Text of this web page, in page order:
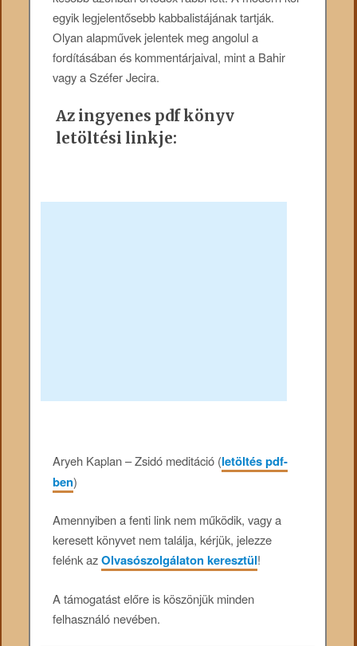
egyik legjelentősebb kabbalistájának tartják.
Olyan alapművek jelentek meg angolul a
fordításában és kommentárjaival, mint a Bahir
vagy a Széfer Jecira.
Az ingyenes pdf könyv
letöltési linkje:
Aryeh Kaplan – Zsidó meditáció (letöltés pdf-
ben)
Amennyiben a fenti link nem működik, vagy a
keresett könyvet nem találja, kérjük, jelezze
felénk azOlvasószolgálaton keresztül!
A támogatást előre is köszönjük minden
felhasználó nevében.